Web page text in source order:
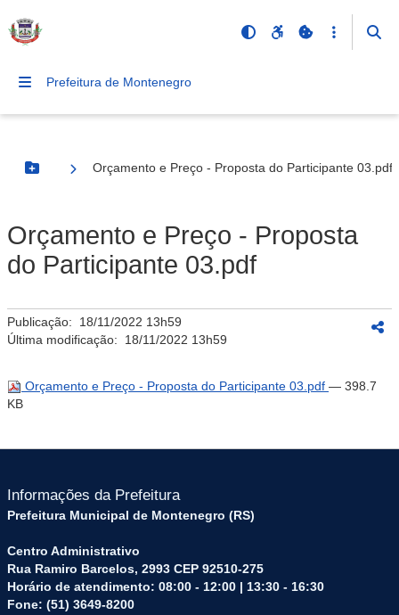
Prefeitura de Montenegro
Botão Menu
Orçamento e Preço - Proposta do Participante 03.pdf
Orçamento e Preço - Proposta
do Participante 03.pdf
Publicação: 18/11/2022 13h59
Última modificação: 18/11/2022 13h59
Orçamento e Preço - Proposta do Participante 03.pdf — 398.7
KB
Informações da Prefeitura
Prefeitura Municipal de Montenegro (RS)
Centro Administrativo
Rua Ramiro Barcelos, 2993 CEP 92510-275
Horário de atendimento: 08:00 - 12:00 | 13:30 - 16:30
Fone: (51) 3649-8200